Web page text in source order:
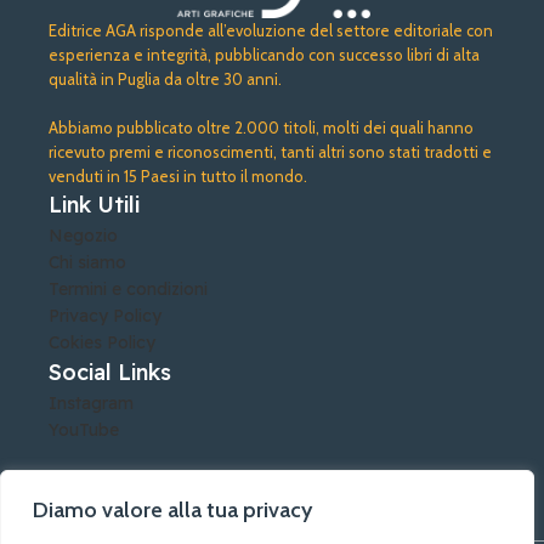
Diamo valore alla tua privacy
Editrice AGA risponde all’evoluzione del settore editoriale con
esperienza e integrità, pubblicando con successo libri di alta
qualità in Puglia da oltre 30 anni.
Abbiamo pubblicato oltre 2.000 titoli, molti dei quali hanno
ricevuto premi e riconoscimenti, tanti altri sono stati tradotti e
venduti in 15 Paesi in tutto il mondo.
Link Utili
Negozio
Chi siamo
Termini e condizioni
Privacy Policy
Cokies Policy
Social Links
Instagram
YouTube